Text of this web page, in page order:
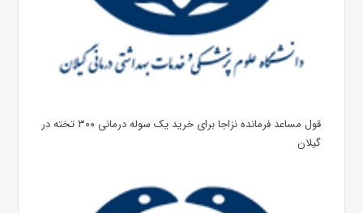
قول مساعد فرمانده نزاجا برای خرید یک سوله درمانی ۳۰۰ تخته در
گیلان